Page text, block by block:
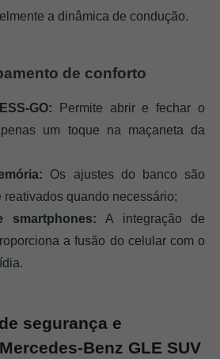
a dinâmica de condução.
de conforto
GO:
Permite abrir e fechar o
um toque na maçaneta da
Os ajustes do banco são
reativados quando necessário;
smartphones: A integração de
a fusão do celular com o
segurança e
Benz GLE SUV